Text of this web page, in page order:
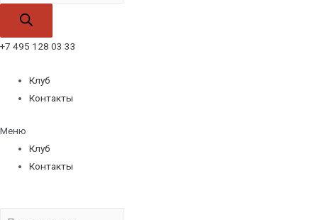
+7 495 128 03 33
Клуб
Контакты
Меню
Клуб
Контакты